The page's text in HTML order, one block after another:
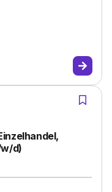
d)